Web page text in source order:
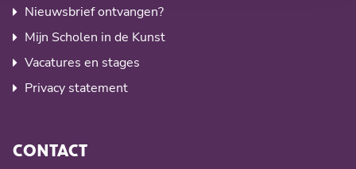
Nieuwsbrief ontvangen?
Mijn Scholen in de Kunst
Vacatures en stages
Privacy statement
CONTACT